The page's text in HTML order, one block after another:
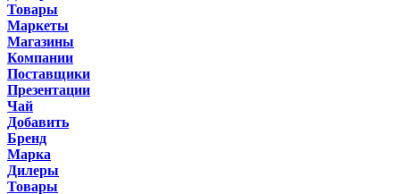
Товары
Маркеты
Магазины
Компании
Поставщики
Презентации
Чай
Добавить
Бренд
Марка
Дилеры
Товары